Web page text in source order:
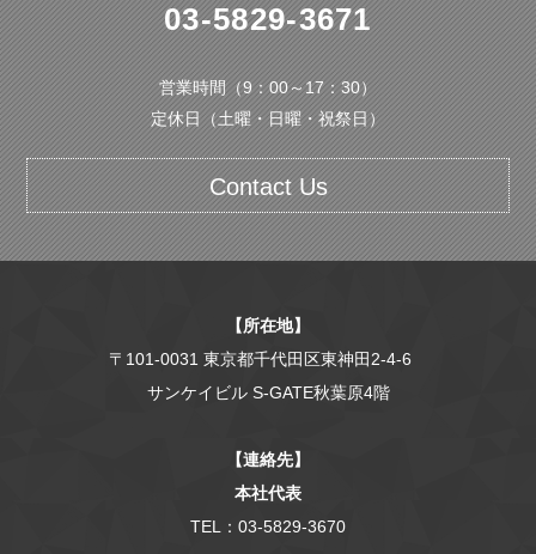
03-5829-3671
営業時間（9：00～17：30）
定休日（土曜・日曜・祝祭日）
Contact Us
【所在地】
〒101-0031 東京都千代田区東神田2-4-6
サンケイビル S-GATE秋葉原4階
【連絡先】
本社代表
TEL：03-5829-3670